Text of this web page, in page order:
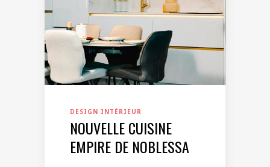
DESIGN INTÉRIEUR
NOUVELLE CUISINE
EMPIRE DE NOBLESSA